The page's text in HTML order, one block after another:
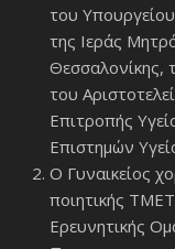
του
της Ιεράς
Θεσσαλονίκης,
του
Επιτροπής
Επιστημών
Ο Γυναικείος
ποιητικής
Ερευνητικής